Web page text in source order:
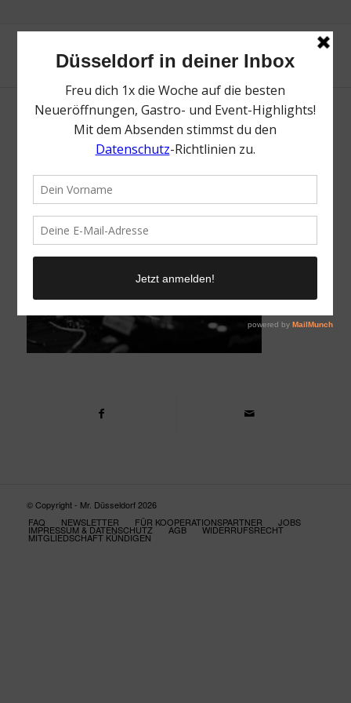
The Gate / Pixabay / Alexis_Guillon
29. Februar 2024 /
© Copyright - Mr. Düsseldorf 2026
FAQ
NEWSLETTER FÜR KOOPERATIONSPARTNER JOBS
IMPRESSUM & DATENSCHUTZ AGB WIDERRUFSRECHT
MITGLIEDSCHAFT KÜNDIGEN